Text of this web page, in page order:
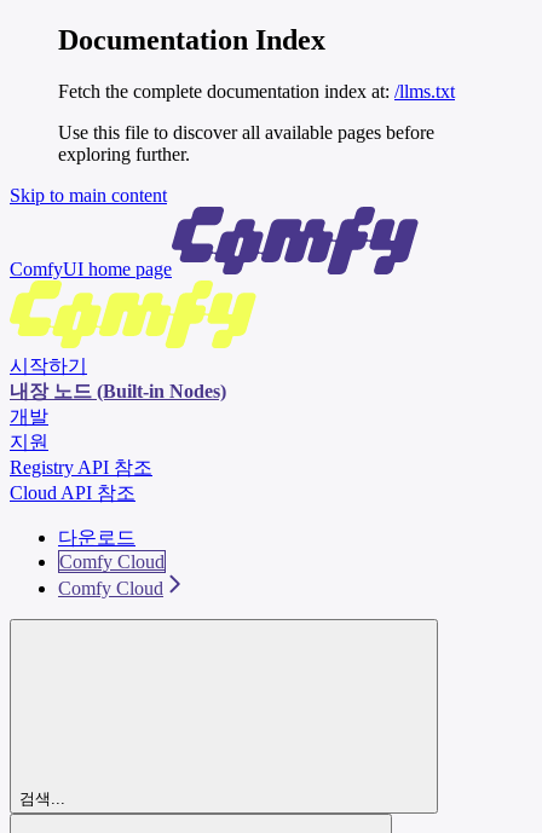
Documentation Index
Fetch the complete documentation index at: /llms.txt
Use this file to discover all available pages before
exploring further.
Skip to main content
ComfyUI home page
시작하기
내장 노드 (Built-in Nodes)
개발
지원
Registry API 참조
Cloud API 참조
다운로드
Comfy Cloud
Comfy Cloud
검색...